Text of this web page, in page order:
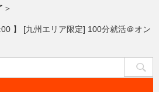
＞
】 [九州エリア限定] 100分就活＠オン